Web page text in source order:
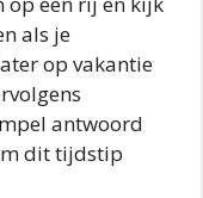
als je
op vakantie
antwoord
dit tijdstip